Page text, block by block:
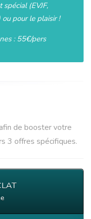
(EVJF,
pour le plaisir !
: 55€/pers
de booster votre
3 offres spécifiques.